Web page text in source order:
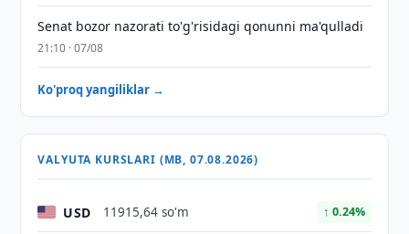
Senat bozor nazorati to'g'risidagi qonunni ma'qulladi
21:10 · 07/08
Ko'proq yangiliklar →
VALYUTA KURSLARI (MB, 07.08.2026)
USD 11915,64 so'm ↑ 0.24%